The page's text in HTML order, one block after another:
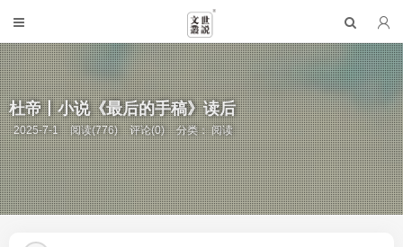
杜帝丨小说《最后的手稿》读后
2025-7-1 阅读(776) 评论(0) 分类：阅读